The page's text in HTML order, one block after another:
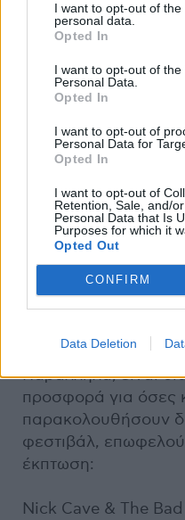
I want to opt-out of
personal data.
Opted In
I want to opt-out of the
Personal Data.
Opted In
I want to opt-out of
Personal Data for
Opted In
I want to opt-out of
Retention, Sale, and/
Personal Data that Is
Purposes for which it
Opted Out
CONFIRM
Data Deletion
περιλαμβάνονται
παροχές:
Ξεχωριστή
Open-bar
Ξεχωριστή πύλη
Ιδιωτικό parking
Ξεχωριστές τουαλέτες
Αναμνηστικό δώρο
Παράλληλα, είναι
προσφορά για όσες
παρακολουθήσουν
φεστιβάλ,
έκπτωση:
Nick Cave & The